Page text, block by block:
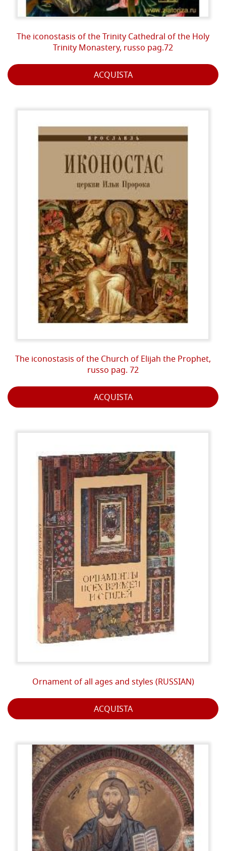
The iconostasis of the Trinity Cathedral of the Holy
Trinity Monastery, russo pag.72
ACQUISTA
The iconostasis of the Church of Elijah the Prophet,
russo pag. 72
ACQUISTA
Ornament of all ages and styles (RUSSIAN)
ACQUISTA